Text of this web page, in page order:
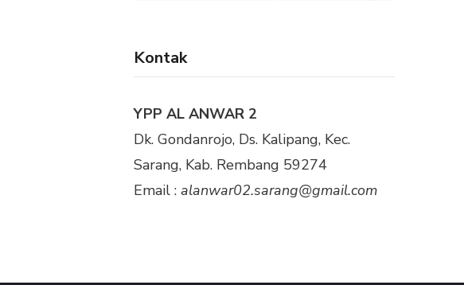
Kontak
YPP AL ANWAR 2
Dk. Gondanrojo, Ds. Kalipang, Kec.
Sarang, Kab. Rembang 59274
Email :alanwar02.sarang@gmail.com